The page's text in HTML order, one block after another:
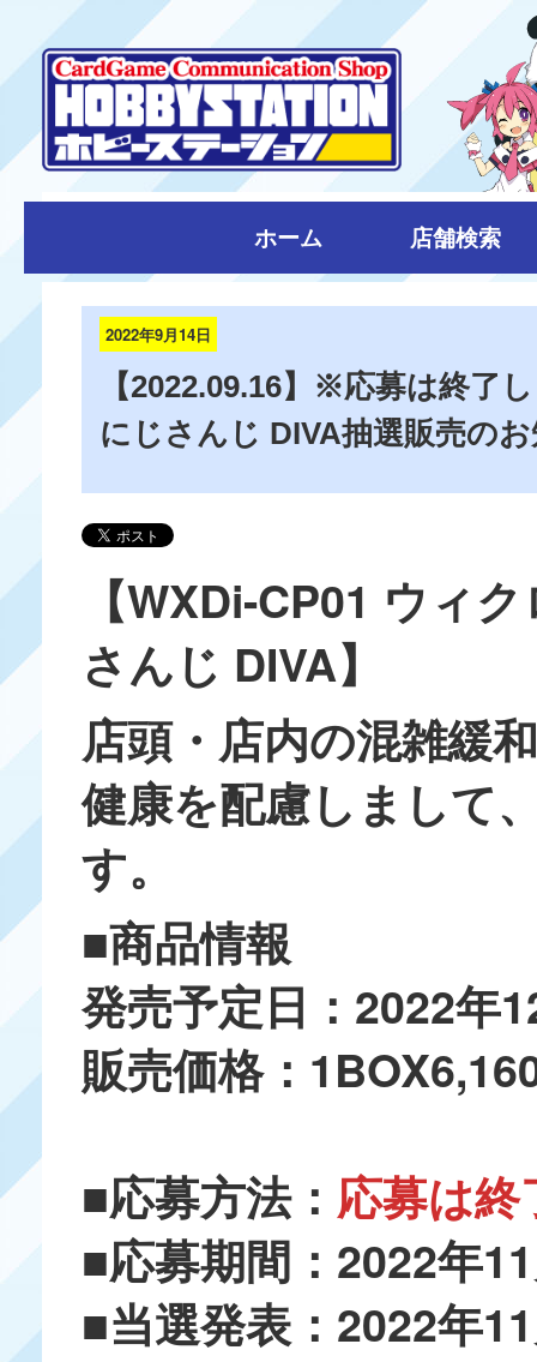
ホーム 店舗検索
2022年9月14日
【2022.09.16】※応募は終了
にじさんじ DIVA抽選販売の
【WXDi-CP01 ウィ
さんじ DIVA】
店頭・店内の混雑緩
健康を配慮しまして
す。
■商品情報
発売予定日：2022年
販売価格：
■応募方法： 応募は
■応募期間：2022年
■当選発表：2022年